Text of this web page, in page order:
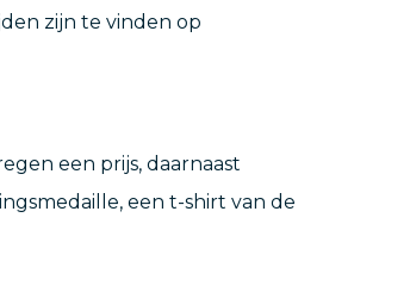
zijn te vinden op
een prijs, daarnaast
een t-shirt van de